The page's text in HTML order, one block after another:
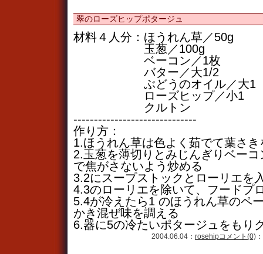
翠のローズヒップポタージュ
材料４人分：ほうれん草／50g
玉葱／100g
ベーコン／1枚
バター／大1/2
ぶどうのオイル／大1
ローズヒップ／小1
クルトン
------------------------------
作り方：
1.ほうれん草は色よく茹でて葉さ
2.玉葱を薄切りとみじんぎりベー
で焦がさないよう炒める
3.2にスープストックとローリエを
4.3のローリエを除いて、フードプ
5.4が冷えたら1 のほうれん草のペ
かき混ぜ味を調える
6.器に5の冷たいポタージュをもり
2004.06.04： rosehipコメント(0)